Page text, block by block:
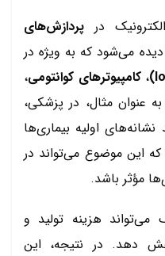
در پردازش‌های
دیده می‌شود که به ویژه در
،کامپیوترهای کوانتومی،
عنوان مثال، در پزشکی،
نشانه‌های اولیه بیماری‌ها
این موضوع می‌تواند در
مؤثر باشد.
می‌تواند هزینه تولید و
دهد. در نتیجه، این